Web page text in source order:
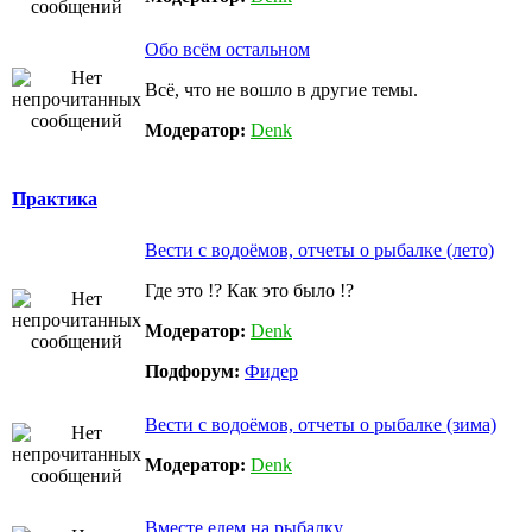
Обо всём остальном
Всё, что не вошло в другие темы.
Модератор: Denk
Практика
Вести с водоёмов, отчеты о рыбалке (лето)
Где это !? Как это было !?
Модератор: Denk
Подфорум: Фидер
Вести с водоёмов, отчеты о рыбалке (зима)
Модератор: Denk
Вместе едем на рыбалку